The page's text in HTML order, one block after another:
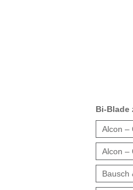
Bi-Blade
Alcon –
Alcon –
Bausch